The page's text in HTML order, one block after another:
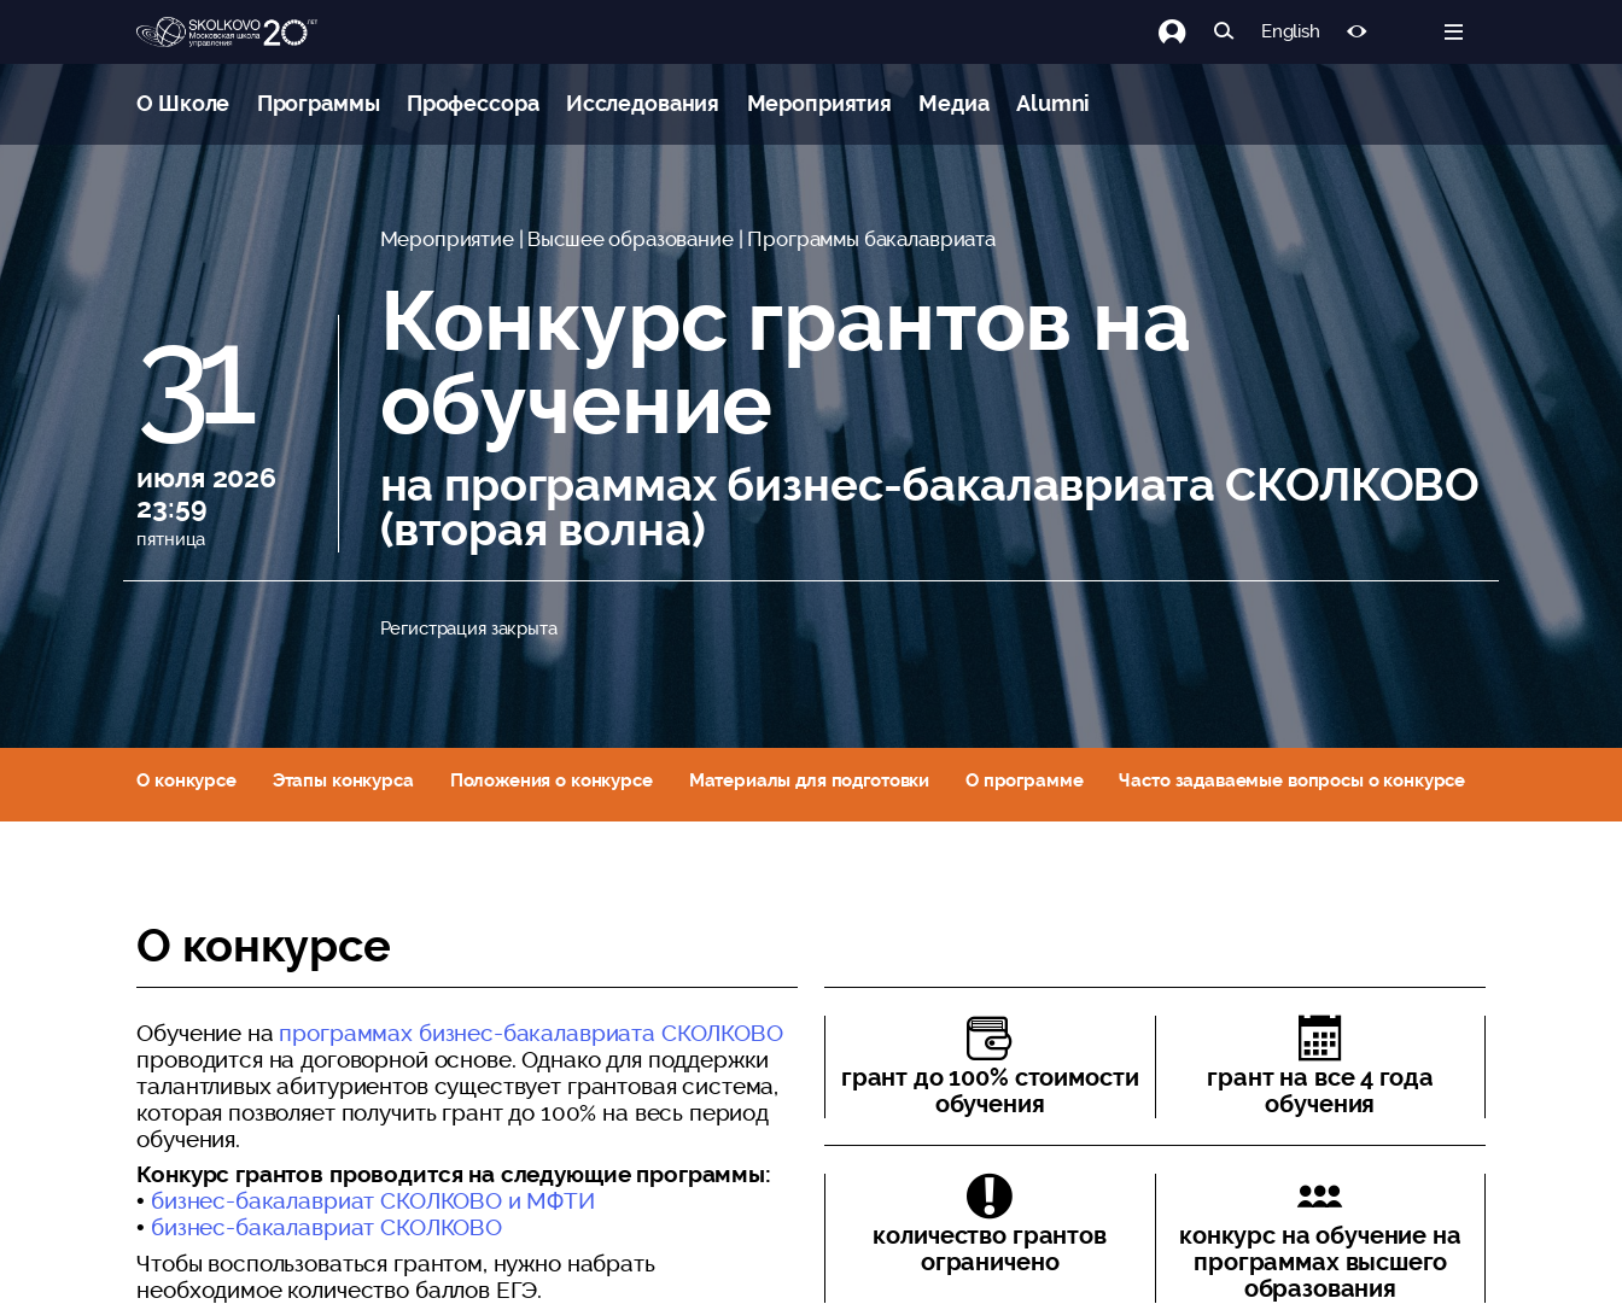
English
О Школе Программы Профессора Исследования Мероприятия Медиа Alumni
31
июля 2026
23:59
пятница
Мероприятие | Высшее образование | Программы бакалавриата
Конкурс грантов на
обучение
на программах бизнес-бакалавриата СКОЛКОВО
(вторая волна)
Регистрация закрыта
О конкурсе Этапы конкурса Положения о конкурсе Материалы для подготовки О программе Часто задаваемые вопросы о конкурсе
О конкурсе
Обучение на программах бизнес-бакалавриата СКОЛКОВО
проводится на договорной основе. Однако для поддержки
талантливых абитуриентов существует грантовая система,
которая позволяет получить грант до 100% на весь период
обучения.
Конкурс грантов проводится на следующие программы:
• бизнес-бакалавриат СКОЛКОВО и МФТИ
• бизнес-бакалавриат СКОЛКОВО
Чтобы воспользоваться грантом, нужно набрать
необходимое количество баллов ЕГЭ.
грант до 100% стоимости
обучения
грант на все 4 года
обучения
количество грантов
ограничено
конкурс на обучение на
программах высшего
образования